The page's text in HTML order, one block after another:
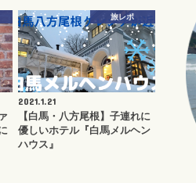
旅レポ
2021.1.21
【白馬・八方尾根】子連れに
優しいホテル『白馬メルヘン
ハウス』